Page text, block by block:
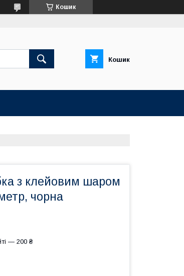
Кошик
Кошик
з клейовим шаром
чорна
— 200 ₴